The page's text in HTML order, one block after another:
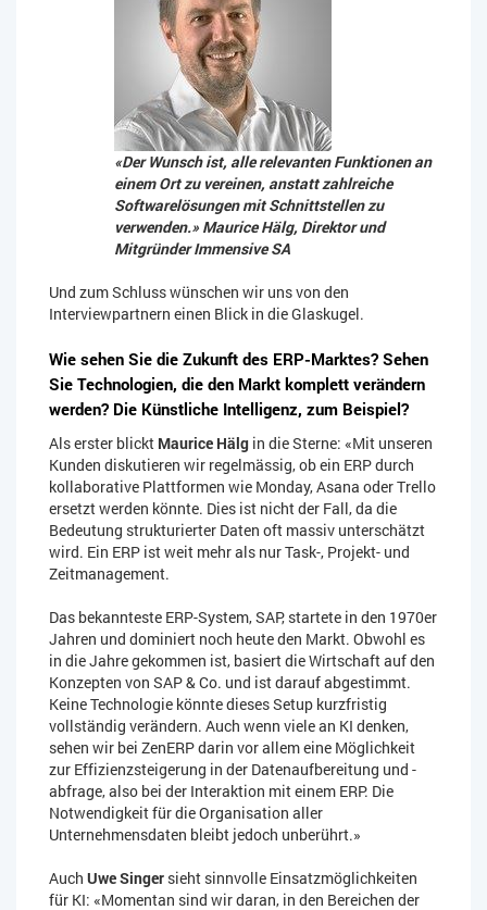
«Der Wunsch ist, alle relevanten Funktionen an
einem Ort zu vereinen, anstatt zahlreiche
Softwarelösungen mit Schnittstellen zu
verwenden.» Maurice Hälg, Direktor und
Mitgründer Immensive SA
Und zum Schluss wünschen wir uns von den
Interviewpartnern einen Blick in die Glaskugel.
Wie sehen Sie die Zukunft des ERP-Marktes? Sehen
Sie Technologien, die den Markt komplett verändern
werden? Die Künstliche Intelligenz, zum Beispiel?
Als erster blickt Maurice Hälg in die Sterne: «Mit unseren
Kunden diskutieren wir regelmässig, ob ein ERP durch
kollaborative Plattformen wie Monday, Asana oder Trello
ersetzt werden könnte. Dies ist nicht der Fall, da die
Bedeutung strukturierter Daten oft massiv unterschätzt
wird. Ein ERP ist weit mehr als nur Task-, Projekt- und
Zeitmanagement.
Das bekannteste ERP-System, SAP, startete in den 1970er
Jahren und dominiert noch heute den Markt. Obwohl es
in die Jahre gekommen ist, basiert die Wirtschaft auf den
Konzepten von SAP & Co. und ist darauf abgestimmt.
Keine Technologie könnte dieses Setup kurzfristig
vollständig verändern. Auch wenn viele an KI denken,
sehen wir bei ZenERP darin vor allem eine Möglichkeit
zur Effizienzsteigerung in der Datenaufbereitung und -
abfrage, also bei der Interaktion mit einem ERP. Die
Notwendigkeit für die Organisation aller
Unternehmensdaten bleibt jedoch unberührt.»
Auch Uwe Singer sieht sinnvolle Einsatzmöglichkeiten
für KI: «Momentan sind wir daran, in den Bereichen der